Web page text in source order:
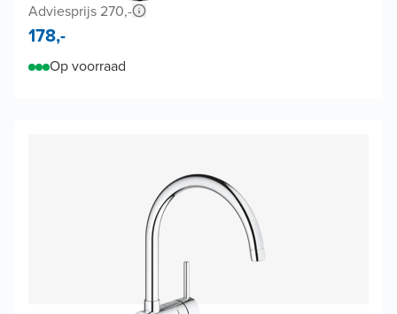
Adviesprijs 270,-
178,-
Op voorraad